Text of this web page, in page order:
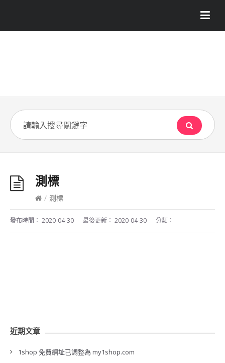
測標
/ 測標
發布時間： 2020-04-30 最後更新： 2020-04-30 分類：
近期文章
1shop 免費網址已調整為 my1shop.com